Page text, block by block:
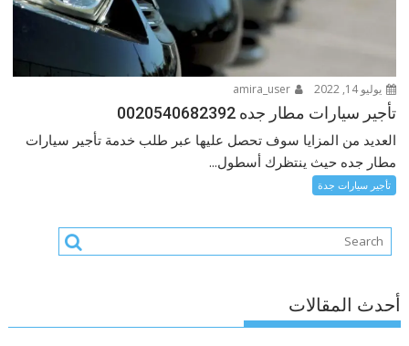
يوليو 14, 2022 amira_user
تأجير سيارات مطار جده 0020540682392
العديد من المزايا سوف تحصل عليها عبر طلب خدمة تأجير سيارات
مطار جده حيث ينتظرك أسطول...
تأجير سيارات جدة
أحدث المقالات